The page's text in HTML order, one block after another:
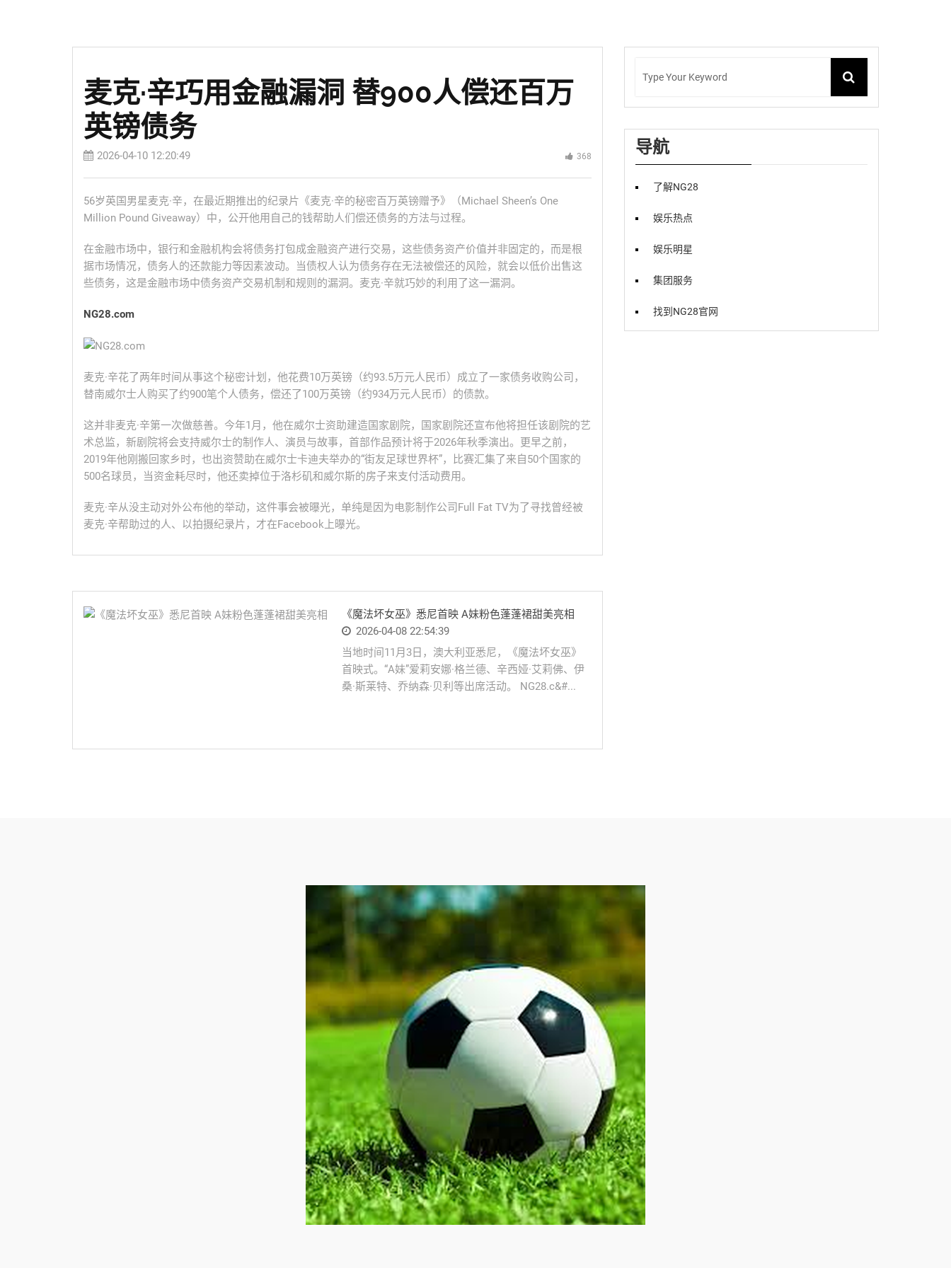
麦克·辛巧用金融漏洞 替900人偿还百万
英镑债务
2026-04-10 12:20:49 368
56岁英国男星麦克·辛，在最近期推出的纪录片《麦克·辛的秘密百万英镑赠予》（Michael Sheen’s One
Million Pound Giveaway）中，公开他用自己的钱帮助人们偿还债务的方法与过程。
在金融市场中，银行和金融机构会将债务打包成金融资产进行交易，这些债务资产价值并非固定的，而是根
据市场情况，债务人的还款能力等因素波动。当债权人认为债务存在无法被偿还的风险，就会以低价出售这
些债务，这是金融市场中债务资产交易机制和规则的漏洞。麦克·辛就巧妙的利用了这一漏洞。
NG28.com
麦克·辛花了两年时间从事这个秘密计划，他花费10万英镑（约93.5万元人民币）成立了一家债务收购公司，
替南威尔士人购买了约900笔个人债务，偿还了100万英镑（约934万元人民币）的债款。
这并非麦克·辛第一次做慈善。今年1月，他在威尔士资助建造国家剧院，国家剧院还宣布他将担任该剧院的艺
术总监，新剧院将会支持威尔士的制作人、演员与故事，首部作品预计将于2026年秋季演出。更早之前，
2019年他刚搬回家乡时，也出资赞助在威尔士卡迪夫举办的“街友足球世界杯”，比赛汇集了来自50个国家的
500名球员，当资金耗尽时，他还卖掉位于洛杉矶和威尔斯的房子来支付活动费用。
麦克·辛从没主动对外公布他的举动，这件事会被曝光，单纯是因为电影制作公司Full Fat TV为了寻找曾经被
麦克·辛帮助过的人、以拍摄纪录片，才在Facebook上曝光。
《魔法坏女巫》悉尼首映 A妹粉色蓬蓬裙甜美亮相
2026-04-08 22:54:39
当地时间11月3日，澳大利亚悉尼，《魔法坏女巫》
首映式。“A妹”爱莉安娜·格兰德、辛西娅·艾莉佛、伊
桑·斯莱特、乔纳森·贝利等出席活动。 NG28.c&#...
导航
了解NG28
娱乐热点
娱乐明星
集团服务
找到NG28官网